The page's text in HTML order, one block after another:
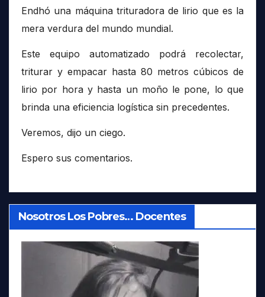
Endhó una máquina trituradora de lirio que es la
mera verdura del mundo mundial.
Este equipo automatizado podrá recolectar,
triturar y empacar hasta 80 metros cúbicos de
lirio por hora y hasta un moño le pone, lo que
brinda una eficiencia logística sin precedentes.
Veremos, dijo un ciego.
Espero sus comentarios.
Nosotros Los Pobres… Docentes